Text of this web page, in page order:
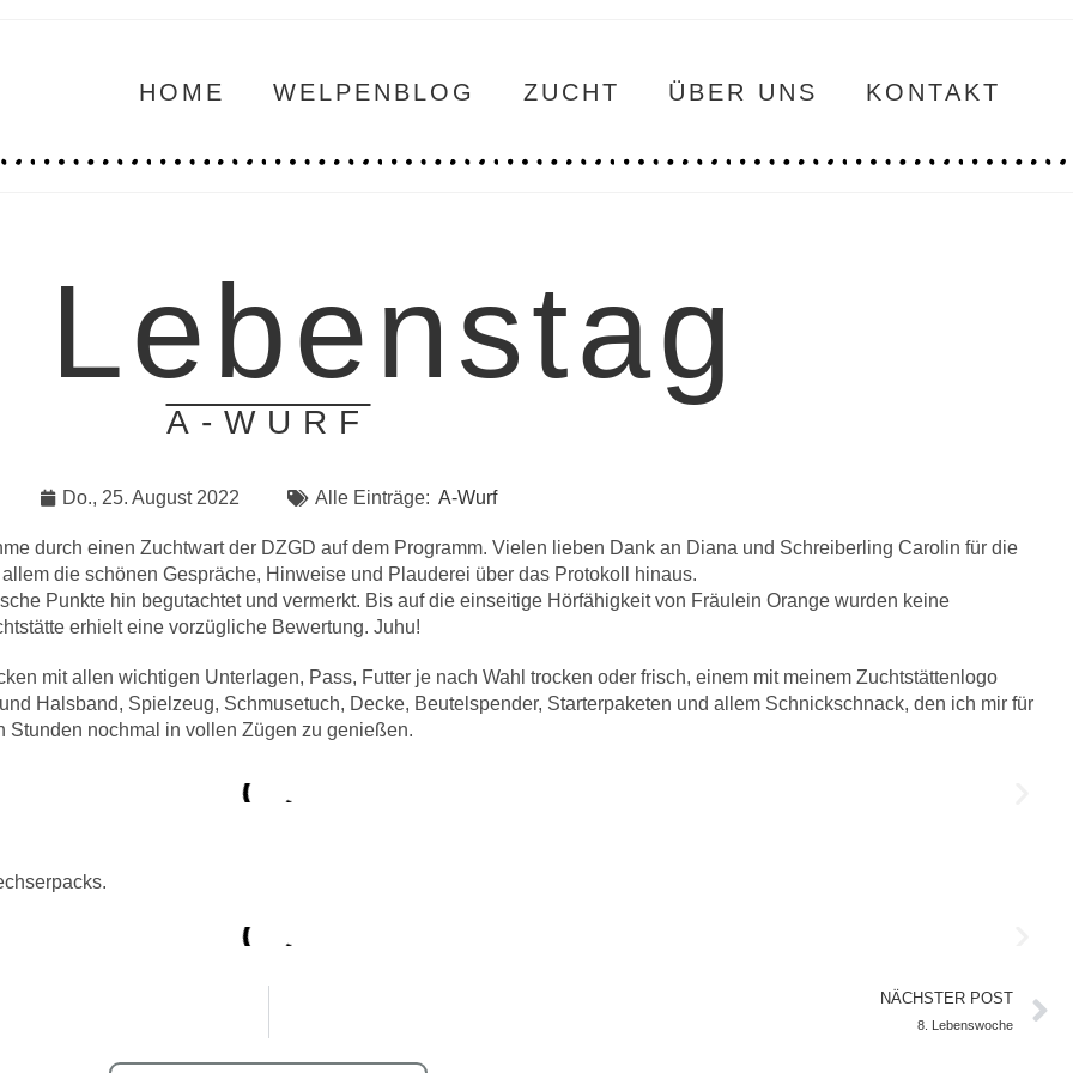
HOME WELPENBLOG ZUCHT ÜBER UNS KONTAKT
Lebenstag
A-WURF
Do., 25. August 2022 Alle Einträge: A-Wurf
durch einen Zuchtwart der DZGD auf dem Programm. Vielen lieben Dank an Diana und Schreiberling Carolin für die
die schönen Gespräche, Hinweise und Plauderei über das Protokoll hinaus.
Punkte hin begutachtet und vermerkt. Bis auf die einseitige Hörfähigkeit von Fräulein Orange wurden keine
erhielt eine vorzügliche Bewertung. Juhu!
mit allen wichtigen Unterlagen, Pass, Futter je nach Wahl trocken oder frisch, einem mit meinem Zuchtstättenlogo
Halsband, Spielzeug, Schmusetuch, Decke, Beutelspender, Starterpaketen und allem Schnickschnack, den ich mir für
nochmal in vollen Zügen zu genießen.
NÄCHSTER POST
8. Lebenswoche